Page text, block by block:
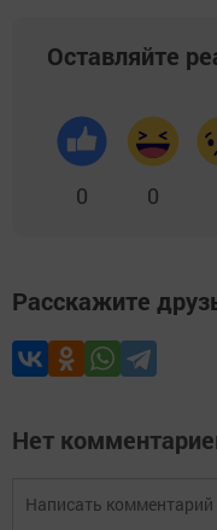
Оставляйте
0 0
Расскажите
Нет